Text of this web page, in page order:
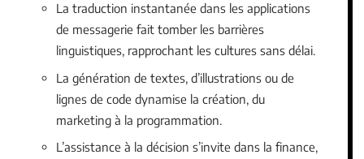
La traduction instantanée dans les applications
de messagerie fait tomber les barrières
linguistiques, rapprochant les cultures sans délai.
La génération de textes, d’illustrations ou de
lignes de code dynamise la création, du
marketing à la programmation.
L’assistance à la décision s’invite dans la finance,